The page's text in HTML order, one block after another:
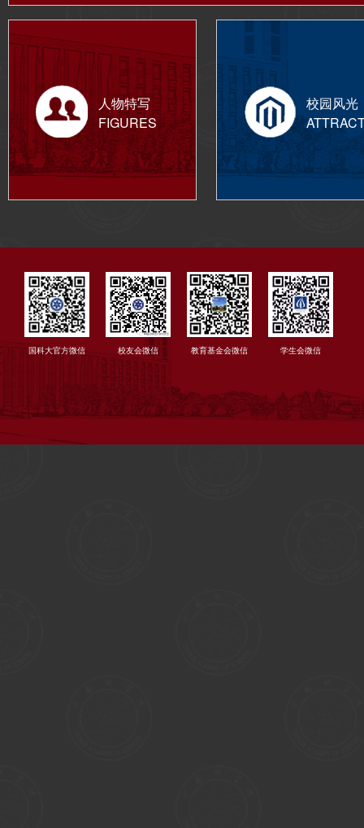
人物特写
FIGURES
校园风光
国科大官方微信 校友会微信 教育基金会微信 学生会微信